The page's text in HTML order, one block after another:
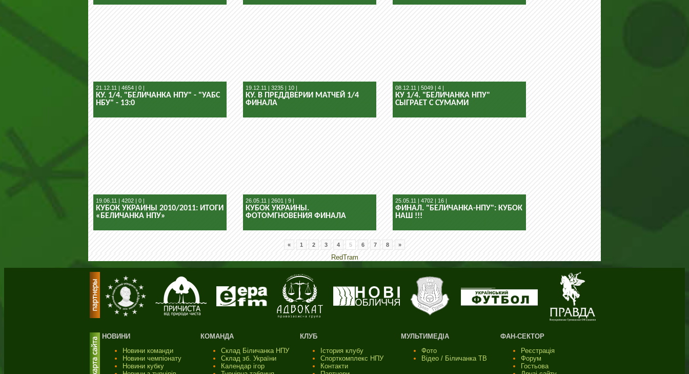
21.12.11 | 4654 | 0 |
КУ. 1/4. "БЕЛИЧАНКА НПУ" - "УАБС
НБУ" - 13:0
19.12.11 | 3235 | 10 |
КУ. В ПРЕДДВЕРИИ МАТЧЕЙ 1/4
ФИНАЛА
08.12.11 | 5049 | 4 |
КУ 1/4. "БЕЛИЧАНКА НПУ"
СЫГРАЕТ С СУМАМИ
19.06.11 | 4202 | 0 |
КУБОК УКРАИНЫ 2010/2011: ИТОГИ
«БЕЛИЧАНКА НПУ»
26.05.11 | 2601 | 9 |
КУБОК УКРАИНЫ.
ФОТОМГНОВЕНИЯ ФИНАЛА
25.05.11 | 4702 | 16 |
ФИНАЛ. "БЕЛИЧАНКА-НПУ": КУБОК
НАШ !!!
« 1 2 3 4 5 6 7 8 »
RedTram
НОВИНИ
Новини команди
Новини чемпіонату
Новини кубку
КОМАНДА
Склад Біличанка НПУ
Склад зб. України
Календар ігор
КЛУБ
Істория клубу
Спорткомплекс НПУ
Контакти
МУЛЬТИМЕДІА
Фото
Відео / Біличанка ТВ
ФАН-СЕКТОР
Реєстрація
Форум
Гостьова